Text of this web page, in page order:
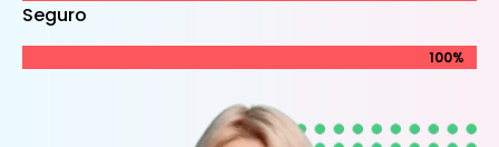
Seguro
100%
100%